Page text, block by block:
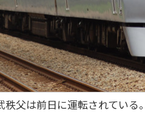
秩父は前日に運転されている